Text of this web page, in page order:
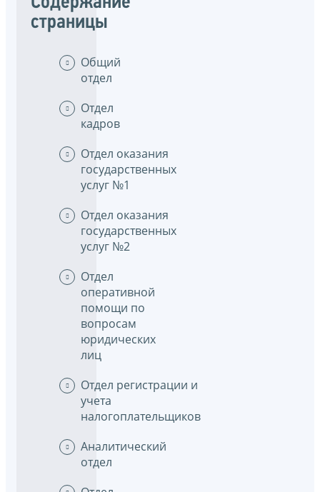
страницы
Общий
отдел
Отдел
кадров
Отдел оказания
государственных
услуг №1
Отдел оказания
государственных
услуг №2
Отдел
оперативной
помощи по
вопросам
юридических
лиц
Отдел регистрации и
учета
налогоплательщиков
Аналитический
отдел